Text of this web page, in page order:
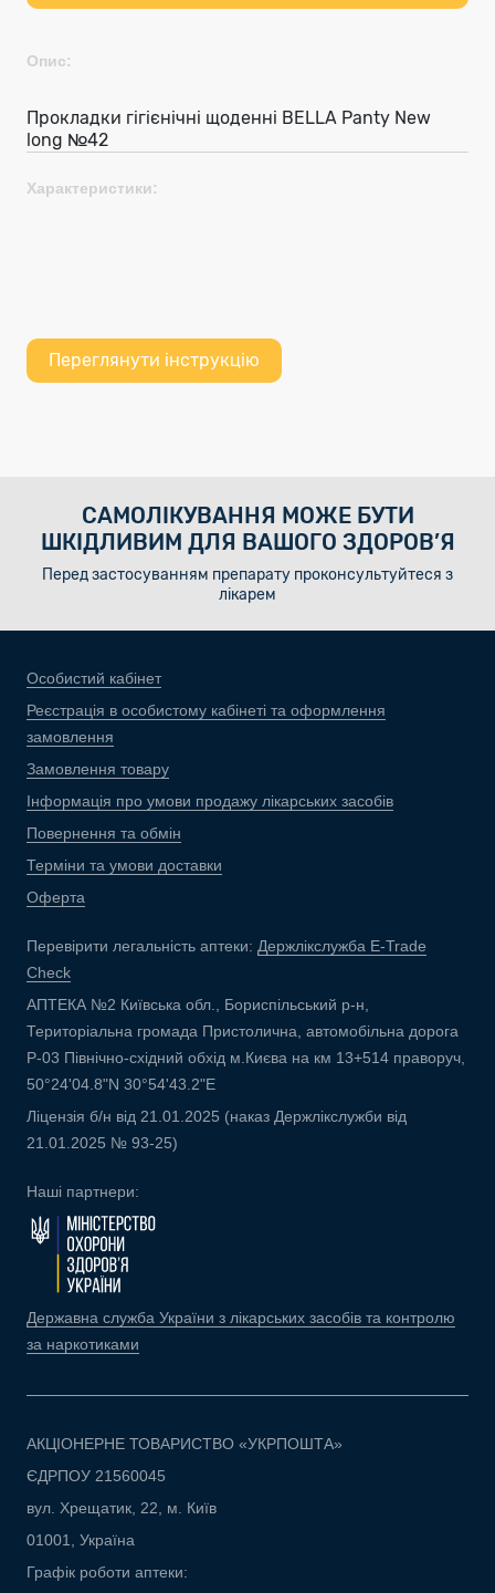
Опис:
Прокладки гігієнічні щоденні BELLA Panty New
long №42
Характеристики:
Переглянути інструкцію
САМОЛІКУВАННЯ МОЖЕ БУТИ
ШКІДЛИВИМ ДЛЯ ВАШОГО ЗДОРОВ’Я
Перед застосуванням препарату проконсультуйтеся з
лікарем
Особистий кабінет
Реєстрація в особистому кабінеті та оформлення
замовлення
Замовлення товару
Інформація про умови продажу лікарських засобів
Повернення та обмін
Терміни та умови доставки
Оферта
Перевірити легальність аптеки: Держлікслужба E-Trade
Check
АПТЕКА №2 Київська обл., Бориспільський р-н,
Територіальна громада Пристолична, автомобільна дорога
Р-03 Північно-східний обхід м.Києва на км 13+514 праворуч,
50°24'04.8"N 30°54'43.2"E
Ліцензія б/н від 21.01.2025 (наказ Держлікслужби від
21.01.2025 № 93-25)
Наші партнери:
Державна служба України з лікарських засобів та контролю
за наркотиками
АКЦІОНЕРНЕ ТОВАРИСТВО «УКРПОШТА»
ЄДРПОУ 21560045
вул. Хрещатик, 22, м. Київ
01001, Україна
Графік роботи аптеки: